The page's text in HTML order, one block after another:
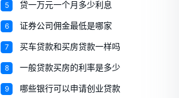
5 贷一万元一个月多少利息
6 证券公司佣金最低是哪家
7 买车贷款和买房贷款一样吗
8 一般贷款买房的利率是多少
9 哪些银行可以申请创业贷款